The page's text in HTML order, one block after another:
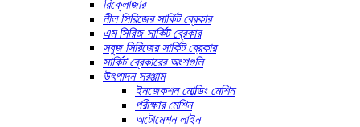
রিক্লোজার
নীল সিরিজের সার্কিট ব্রেকার
এম সিরিজ সার্কিট ব্রেকার
সবুজ সিরিজের সার্কিট ব্রেকার
সার্কিট ব্রেকারের অংশগুলি
উৎপাদন সরঞ্জাম
ইনজেকশন মোল্ডিং মেশিন
পরীক্ষার মেশিন
অটোমেশন লাইন